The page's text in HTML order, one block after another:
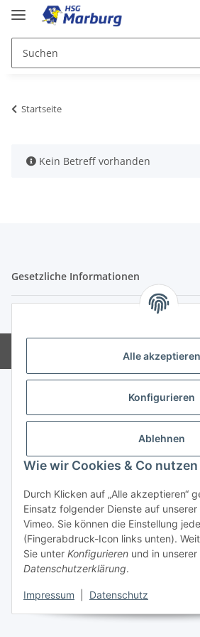
Alle akzeptieren
Konfigurieren
Ablehnen
Wie wir Cookies & Co nutzen
Durch Klicken auf „Alle akzeptieren“
Einsatz folgender Dienste auf unserer
Vimeo. Sie können die Einstellung
(Fingerabdruck-Icon links unten).
Sie unter Konfigurieren und in unserer
Datenschutzerklärung.
Impressum Datenschutz
Startseite
x Kein Betreff vorhanden
Gesetzliche Informationen
* Alle Preise inkl. gesetzlicher USt., zzgl.
Powered by JTL-Shop